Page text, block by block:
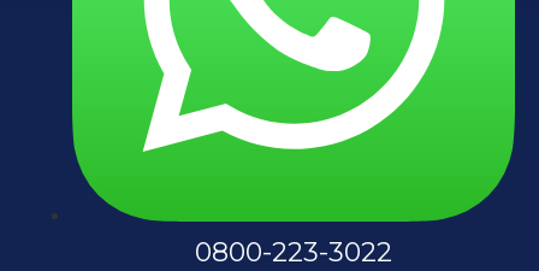
0800-223-3022